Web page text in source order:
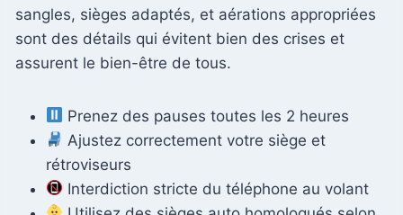
sangles, sièges adaptés, et aérations appropriées
sont des détails qui évitent bien des crises et
assurent le bien-être de tous.
Prenez des pauses toutes les 2 heures
Ajustez correctement votre siège et
rétroviseurs
Interdiction stricte du téléphone au volant